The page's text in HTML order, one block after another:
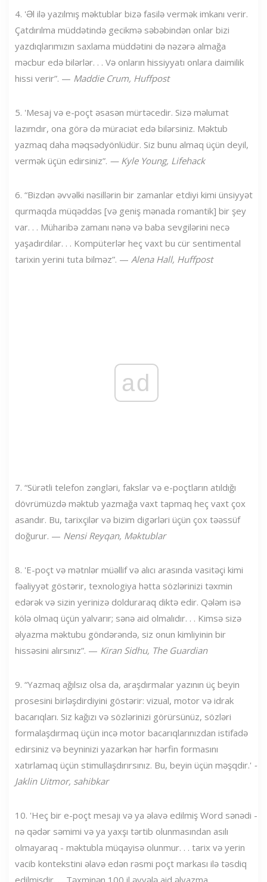
4. 'Əl ilə yazılmış məktublar bizə fasilə vermək imkanı verir.
Çatdırılma müddətində gecikmə səbəbindən onlar bizi
yazdıqlarımızın saxlama müddətini də nəzərə almağa
məcbur edə bilərlər. . . Və onların hissiyyatı onlara daimilik
hissi verir”. — Maddie Crum, Huffpost
5. 'Mesaj və e-poçt əsasən mürtəcedir. Sizə məlumat
lazımdır, ona görə də müraciət edə bilərsiniz. Məktub
yazmaq daha məqsədyönlüdür. Siz bunu almaq üçün deyil,
vermək üçün edirsiniz”. — Kyle Young, Lifehack
6. “Bizdən əvvəlki nəsillərin bir zamanlar etdiyi kimi ünsiyyət
qurmaqda müqəddəs [və geniş mənada romantik] bir şey
var. . . Müharibə zamanı nənə və baba sevgilərini necə
yaşadırdılar. . . Kompüterlər heç vaxt bu cür sentimental
tarixin yerini tuta bilməz”. — Alena Hall, Huffpost
ad
7. “Sürətli telefon zəngləri, fakslar və e-poçtların atıldığı
dövrümüzdə məktub yazmağa vaxt tapmaq heç vaxt çox
asandır. Bu, tarixçilər və bizim digərləri üçün çox təəssüf
doğurur. — Nensi Reyqan, Məktublar
8. 'E-poçt və mətnlər müəllif və alıcı arasında vasitəçi kimi
fəaliyyət göstərir, texnologiya hətta sözlərinizi təxmin
edərək və sizin yerinizə dolduraraq diktə edir. Qələm isə
kölə olmaq üçün yalvarır; sənə aid olmalıdır. . . Kimsə sizə
əlyazma məktubu göndərəndə, siz onun kimliyinin bir
hissəsini alırsınız”. — Kiran Sidhu, The Guardian
9. “Yazmaq ağılsız olsa da, araşdırmalar yazının üç beyin
prosesini birləşdirdiyini göstərir: vizual, motor və idrak
bacarıqları. Siz kağızı və sözlərinizi görürsünüz, sözləri
formalaşdırmaq üçün incə motor bacarıqlarınızdan istifadə
edirsiniz və beyninizi yazarkən hər hərfin formasını
xatırlamaq üçün stimullaşdırırsınız. Bu, beyin üçün məşqdir.' -
Jaklin Uitmor, sahibkar
10. 'Heç bir e-poçt mesajı və ya əlavə edilmiş Word sənədi -
nə qədər səmimi və ya yaxşı tərtib olunmasından asılı
olmayaraq - məktubla müqayisə olunmur. . . tarix və yerin
vacib kontekstini əlavə edən rəsmi poçt markası ilə təsdiq